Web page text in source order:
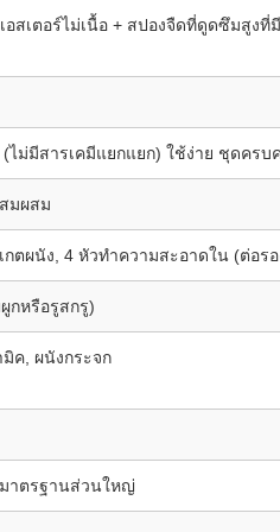
สเตอร์ไม่เนื้อ + สปองจืดที่ดูดซึมสูงที่
ไม่มีสารเคมีแยกแยก) ใช้ง่าย ชุดครบ
มผสม
ตผนัง, 4 หัวทําความสะอาดใน (ต่อรอ
กหรือรูสกรู)
ค, ผนังกระจก
าตรฐานส่วนใหญ่